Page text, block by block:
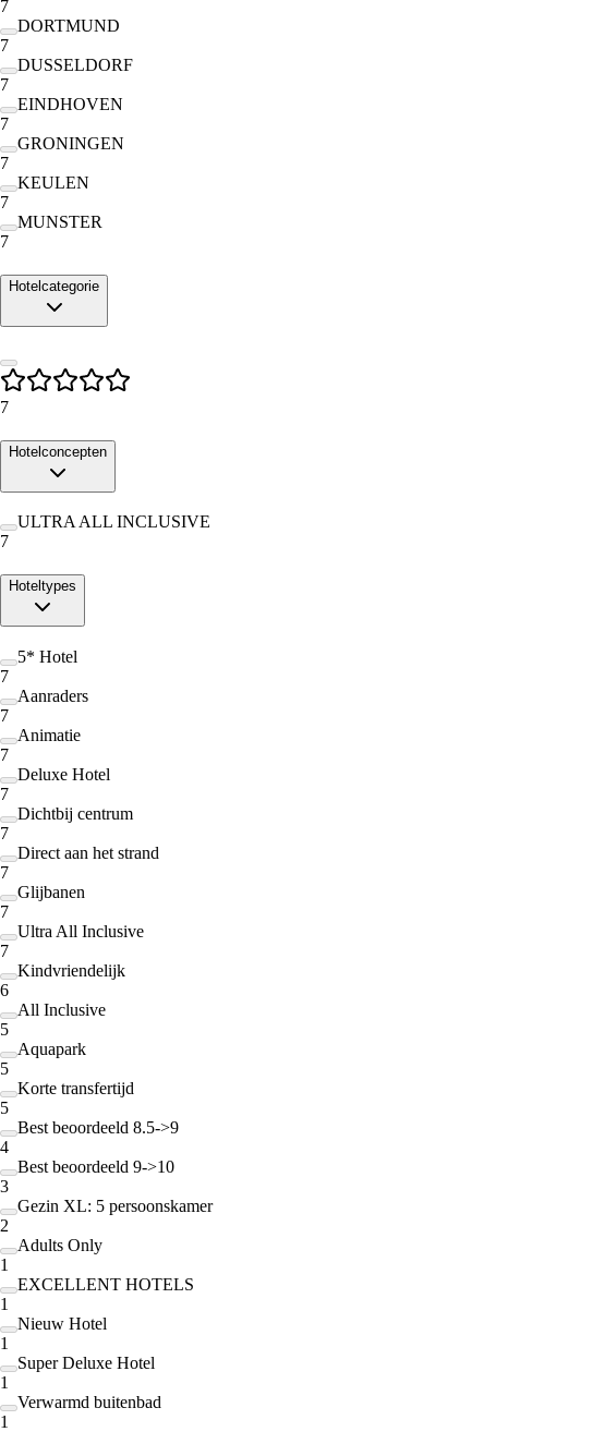
7
DORTMUND
7
DUSSELDORF
7
EINDHOVEN
7
GRONINGEN
7
KEULEN
7
MUNSTER
7
Hotelcategorie
7
Hotelconcepten
ULTRA ALL INCLUSIVE
7
Hoteltypes
5* Hotel
7
Aanraders
7
Animatie
7
Deluxe Hotel
7
Dichtbij centrum
7
Direct aan het strand
7
Glijbanen
7
Ultra All Inclusive
7
Kindvriendelijk
6
All Inclusive
5
Aquapark
5
Korte transfertijd
5
Best beoordeeld 8.5->9
4
Best beoordeeld 9->10
3
Gezin XL: 5 persoonskamer
2
Adults Only
1
EXCELLENT HOTELS
1
Nieuw Hotel
1
Super Deluxe Hotel
1
Verwarmd buitenbad
1